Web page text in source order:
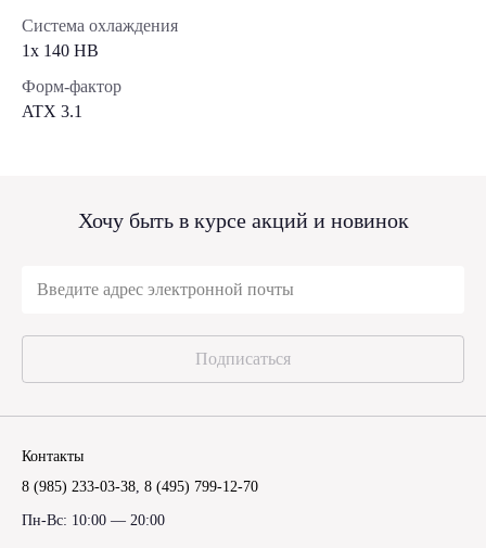
Система охлаждения
1х 140 HB
Форм-фактор
ATX 3.1
Хочу быть в курсе акций и новинок
Подписаться
Контакты
8 (985) 233-03-38, 8 (495) 799-12-70
Пн-Вс: 10:00 — 20:00